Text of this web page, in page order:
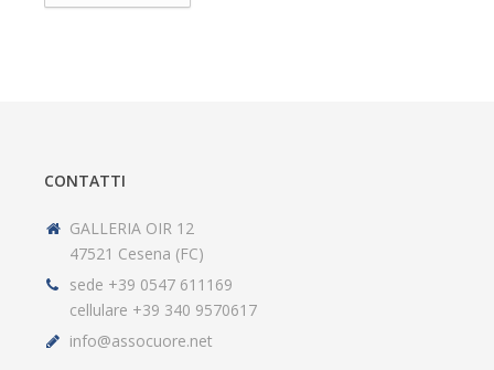
CONTATTI
GALLERIA OIR 12
47521 Cesena (FC)
sede +39 0547 611169
cellulare +39 340 9570617
info@assocuore.net